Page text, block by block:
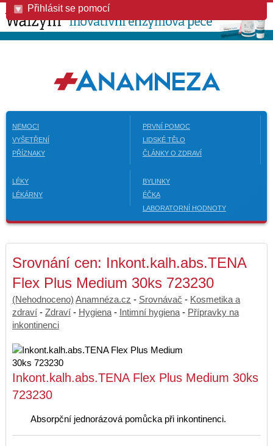
Přihlásit se pomocí
NEMOCI
VYŠETŘENÍ
PŘÍZNAKY
PRVNÍ POMOC
LIDSKÉ TĚLO
ČLÁNKY O ZDRAVÍ
LÉKY
LÉKÁRNY
BYLINKY
ÉČKA
LABORATORNÍ HODNOTY
Srovnání cen: Inkont.kalh.abs.TENA
Flex Plus Medium 30ks 723230
(Nehodnoceno) Anamnéza.cz - Srovnávač - Kosmetika a
zdraví - Zdraví - Hygiena - Intimní hygiena - Přípravky na
inkontinenci
Inkont.kalh.abs.TENA Flex Plus Medium 30ks
723230
Absorpční jednorázová pomůcka při inkontinenci.